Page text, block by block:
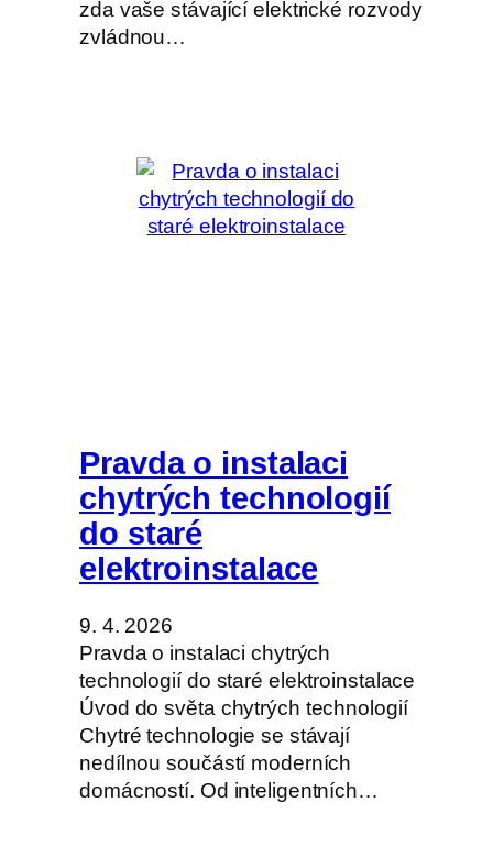
zda vaše stávající elektrické rozvody
zvládnou…
Pravda o instalaci
chytrých technologií
do staré
elektroinstalace
9. 4. 2026
Pravda o instalaci chytrých
technologií do staré elektroinstalace
Úvod do světa chytrých technologií
Chytré technologie se stávají
nedílnou součástí moderních
domácností. Od inteligentních…